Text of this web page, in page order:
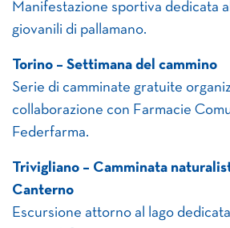
Manifestazione sportiva dedicata
giovanili di pallamano.
Torino – Settimana del cammino
Serie di camminate gratuite
collaborazione con Farmacie
Federfarma.
Trivigliano – Camminata
Canterno
Escursione attorno al lago